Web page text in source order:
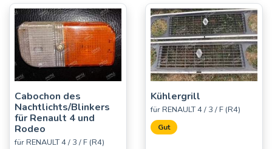
Cabochon des
Nachtlichts/Blinkers
für Renault 4 und
Rodeo
für RENAULT 4 / 3 / F (R4)
Kühlergrill
für RENAULT 4 / 3 / F (R4)
Gut